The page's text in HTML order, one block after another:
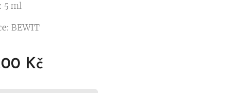
: 5 ml
: BEWIT
Kč